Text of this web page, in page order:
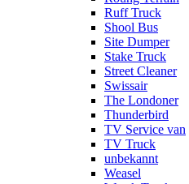
Ruff Truck
Shool Bus
Site Dumper
Stake Truck
Street Cleaner
Swissair
The Londoner
Thunderbird
TV Service van
TV Truck
unbekannt
Weasel